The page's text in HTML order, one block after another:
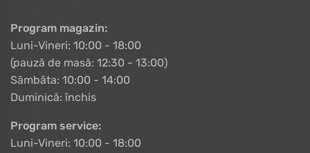
Program magazin:
Luni-Vineri: 10:00 - 18:00
(pauză de masă: 12:30 - 13:00)
Sâmbăta: 10:00 - 14:00
Duminică: închis
Program service:
Luni-Vineri: 10:00 - 18:00